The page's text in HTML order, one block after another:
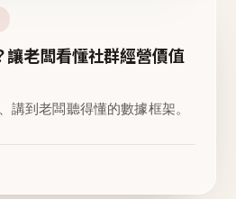
讓老闆看懂社群經營價值
講到老闆聽得懂的數據框架。